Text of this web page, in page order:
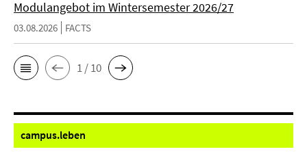
Modulangebot im Wintersemester 2026/27
03.08.2026 FACTS
1 / 10
campus.leben